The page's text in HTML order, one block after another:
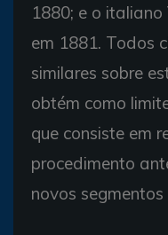
1880; e o
em 1881. Todos
similares sobre
obtém como
que consiste em
procedimento
novos